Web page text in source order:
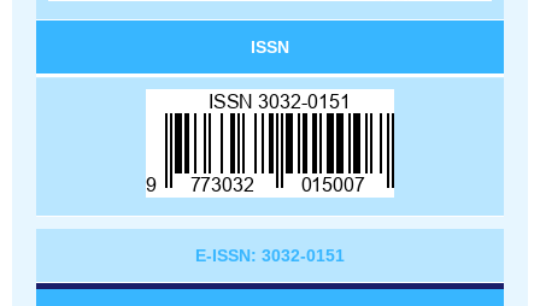
ISSN
E-ISSN: 3032-0151